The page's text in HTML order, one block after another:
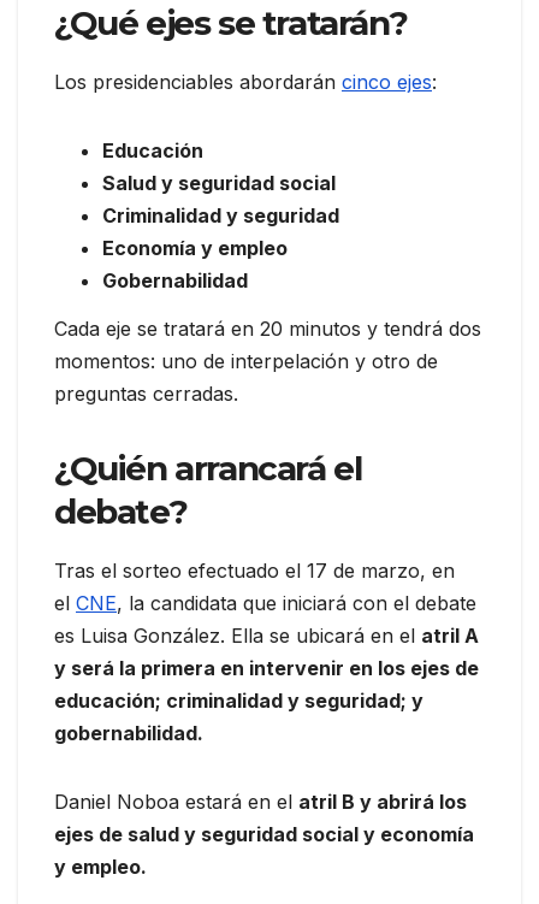
¿Qué ejes se tratarán?
Los presidenciables abordarán cinco ejes:
Educación
Salud y seguridad social
Criminalidad y seguridad
Economía y empleo
Gobernabilidad
Cada eje se tratará en 20 minutos y tendrá dos
momentos: uno de interpelación y otro de
preguntas cerradas.
¿Quién arrancará el
debate?
Tras el sorteo efectuado el 17 de marzo, en
el CNE, la candidata que iniciará con el debate
es Luisa González. Ella se ubicará en el atril A
y será la primera en intervenir en los ejes de
educación; criminalidad y seguridad; y
gobernabilidad.
Daniel Noboa estará en el atril B y abrirá los
ejes de salud y seguridad social y economía
y empleo.